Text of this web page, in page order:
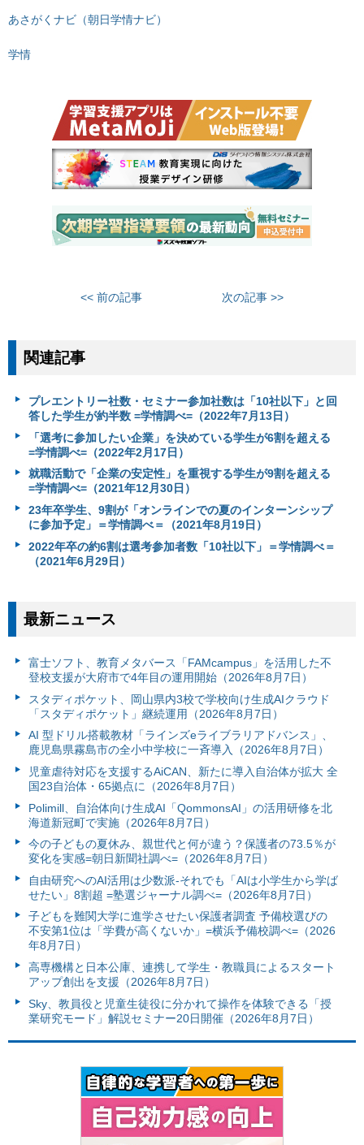
あさがくナビ（朝日学情ナビ）
学情
<< 前の記事 次の記事 >>
関連記事
プレエントリー社数・セミナー参加社数は「10社以下」と回
答した学生が約半数 =学情調べ=（2022年7月13日）
「選考に参加したい企業」を決めている学生が6割を超える
=学情調べ=（2022年2月17日）
就職活動で「企業の安定性」を重視する学生が9割を超える
=学情調べ=（2021年12月30日）
23年卒学生、9割が「オンラインでの夏のインターンシップ
に参加予定」＝学情調べ＝（2021年8月19日）
2022年卒の約6割は選考参加者数「10社以下」＝学情調べ＝
（2021年6月29日）
最新ニュース
富⼠ソフト、教育メタバース「FAMcampus」を活用した不
登校支援が大府市で4年目の運用開始（2026年8月7日）
スタディポケット、岡山県内3校で学校向け生成AIクラウド
「スタディポケット」継続運用（2026年8月7日）
AI 型ドリル搭載教材「ラインズeライブラリアドバンス」、
鹿児島県霧島市の全小中学校に一斉導入（2026年8月7日）
児童虐待対応を支援するAiCAN、新たに導入自治体が拡大 全
国23自治体・65拠点に（2026年8月7日）
Polimill、自治体向け生成AI「QommonsAI」の活用研修を北
海道新冠町で実施（2026年8月7日）
今の子どもの夏休み、親世代と何が違う？保護者の73.5％が
変化を実感=朝日新聞社調べ=（2026年8月7日）
自由研究へのAI活用は少数派-それでも「AIは小学生から学ば
せたい」8割超 =塾選ジャーナル調べ=（2026年8月7日）
子どもを難関大学に進学させたい保護者調査 予備校選びの
不安第1位は「学費が高くないか」=横浜予備校調べ=（2026
年8月7日）
高専機構と日本公庫、連携して学生・教職員によるスタート
アップ創出を支援（2026年8月7日）
Sky、教員役と児童生徒役に分かれて操作を体験できる「授
業研究モード」解説セミナー20日開催（2026年8月7日）